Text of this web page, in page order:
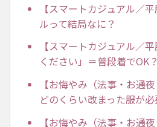
【スマートカジュアル／
ルって結局なに？
【スマートカジュアル／
ください」＝普段着でOK？
【お悔やみ（法事・お通
どのくらい改まった服が必
【お悔やみ（法事・お通